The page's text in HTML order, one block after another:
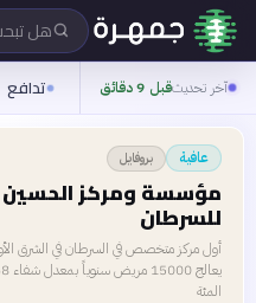
هل
آخر تحديثقبل 9 دقائق تدافع
عافية بروفايل
مؤسسة ومركز الحسين
للسرطان
أول مركز متخصص في السرطان في الشرق
المئة